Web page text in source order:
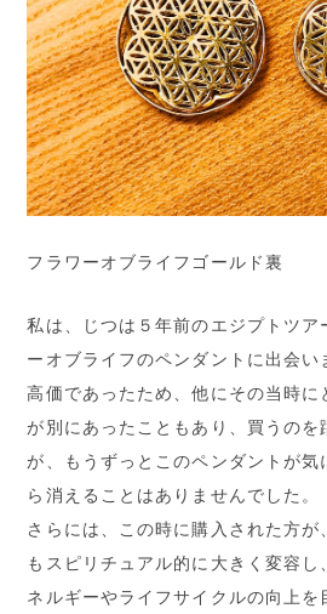
フラワーオブライフゴールド裏
私は、じつは５年前のエジプトツア
ーオブライフのペンダントに出会い
高価であったため、他にその当時に
が別にあったこともあり、買うのを
が、もうずっとこのペンダントが気
ら消えることはありませんでした。
さらには、この時に購入された方が
もスピリチュアル的に大きく変容し
ネルギーやライフサイクルの向上を